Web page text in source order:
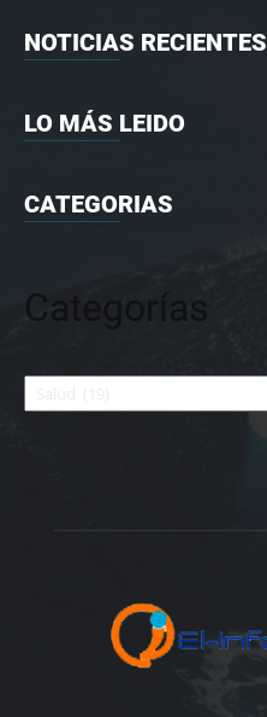
NOTICIAS RECIENTES
LO MÁS LEIDO
CATEGORIAS
Categorías
Categorías